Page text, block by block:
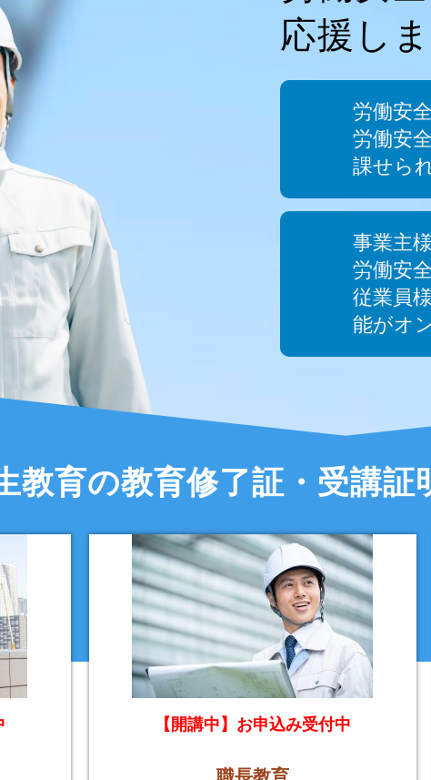
応援しま
労働安
労働安
課せら
事業主
労働安
従業員
能がオ
教育の教育修了証・受講
【開講中】お申込み受付中